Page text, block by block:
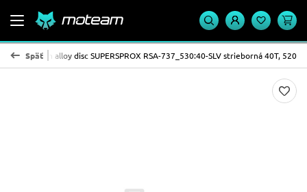
Späťwith alloy disc SUPERSPROX RSA-737_530:40-SLV strieborná 40T, 520